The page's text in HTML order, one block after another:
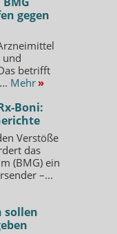
gegen
und
betrifft
Mehr »
Boni:
Verstöße
das
(BMG) ein
–...
sollen